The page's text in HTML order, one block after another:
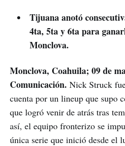
Tijuana anotó
4ta, 5ta y 6ta para
Monclova.
Monclova, Coahuila; 09 de
Comunicación. Nick Struck
cuenta por un lineup que supo
que logró venir de atrás tras
así, el equipo fronterizo se
única serie que inició desde el